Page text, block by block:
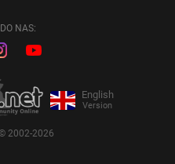
NAS:
English
Version
2002-2026